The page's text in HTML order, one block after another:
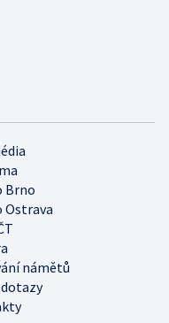
Brno
Ostrava
námětů